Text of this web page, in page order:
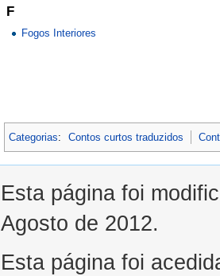
F
Fogos Interiores
Categorias: Contos curtos traduzidos
Esta página foi
Agosto de 2012.
Esta página foi